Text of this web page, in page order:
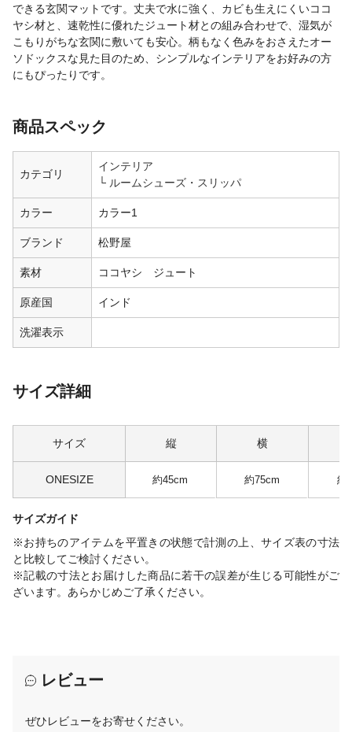
できる玄関マットです。丈夫で水に強く、カビも生えにくいココ
ヤシ材と、速乾性に優れたジュート材との組み合わせで、湿気が
こもりがちな玄関に敷いても安心。柄もなく色みをおさえたオー
ソドックスな見た目のため、シンプルなインテリアをお好みの方
にもぴったりです。
商品スペック
カテゴリ
インテリア
ルームシューズ・スリッパ
カラー カラー1
ブランド 松野屋
素材 ココヤシ ジュート
原産国 インド
洗濯表示
サイズ詳細
サイズ 縦 横
ONESIZE 約45cm 約75cm 約
サイズガイド
※お持ちのアイテムを平置きの状態で計測の上、サイズ表の寸法
と比較してご検討ください。
※記載の寸法とお届けした商品に若干の誤差が生じる可能性がご
ざいます。あらかじめご了承ください。
レビュー
ぜひレビューをお寄せください。